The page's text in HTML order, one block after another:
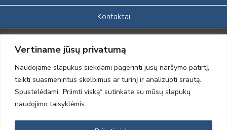
Vertiname jūsų privatumą
Naudojame slapukus siekdami pagerinti jūsų naršymo patirtį,
teikti suasmenintus skelbimus ar turinį ir analizuoti srautą.
Spustelėdami „Priimti viską“ sutinkate su mūsų slapukų
naudojimo taisyklėmis.
Kontaktai
Portalas sukurtas įgyvendinant Lietuvos Respublikos, Europos
ekonominės erdvės ir Norvegijos finansinių mechanizmų iš dalies
finansuojamą paprojektį
„LOD visuomeninės /gamtosauginės veiklos sustiprinimas ir įvaizdžio
formavimas įtraukiant visuomenę į aplinkosauginių tyrimų veiklą“
(paprojekčio
įgyvendinimo sutarties numeris 2004-LT0008-NVO-1EEE/NOR-02-